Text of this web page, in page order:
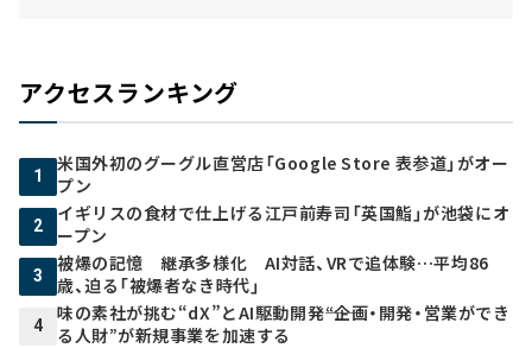
アクセスランキング
1
米国外初のグーグル直営店「Google Store 表参道」がオー
プン
2
イギリスの食材で仕上げる江戸前寿司「英国鮨」が池袋にオ
ープン
3
被爆の記憶 継承多様化 AI対話、VRで追体験…平均86
歳、迫る「被爆者なき時代」
4
味の素社が挑む“dX”とAI駆動開発――“企画・開発・営業ができ
る人財”が新規事業を加速する